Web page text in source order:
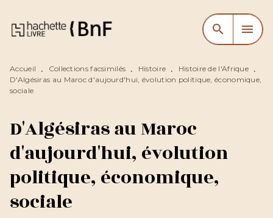
MENU RECHERCHE
CONTENU
search menu
Accueil • Collections facsimilés • Histoire • Histoire de l'Afrique •
D'Algésiras au Maroc d'aujourd'hui, évolution politique, économique,
sociale
D'Algésiras au Maroc
d'aujourd'hui, évolution
politique, économique,
sociale